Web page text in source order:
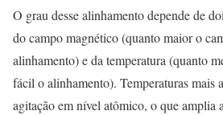
O grau desse alinhamento depende de
do campo magnético (quanto maior o
alinhamento) e da temperatura (quanto
fácil o alinhamento). Temperaturas mais
agitação em nível atômico, o que amplia